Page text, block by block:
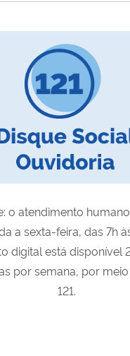
o atendimento
a sexta-feira, das 7h
digital está disponível
por semana, por
121.